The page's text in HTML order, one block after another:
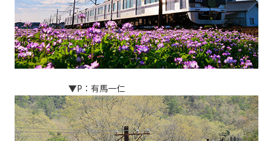
▼P：有馬一仁